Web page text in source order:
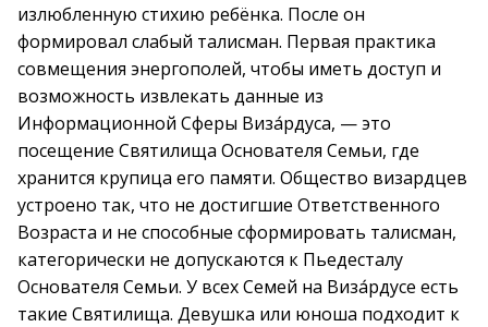
излюбленную стихию ребёнка. После он
формировал слабый талисман. Первая практика
совмещения энергополей, чтобы иметь доступ и
возможность извлекать данные из
Информационной Сферы Виза́рдуса, — это
посещение Святилища Основателя Семьи, где
хранится крупица его памяти. Общество визардцев
устроено так, что не достигшие Ответственного
Возраста и не способные сформировать талисман,
категорически не допускаются к Пьедесталу
Основателя Семьи. У всех Семей на Виза́рдусе есть
такие Святилища. Девушка или юноша подходит к